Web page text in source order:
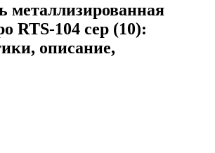
металлизированная
RTS-104 сер (10):
описание,